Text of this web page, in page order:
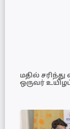
மதில்
ஒருவர்